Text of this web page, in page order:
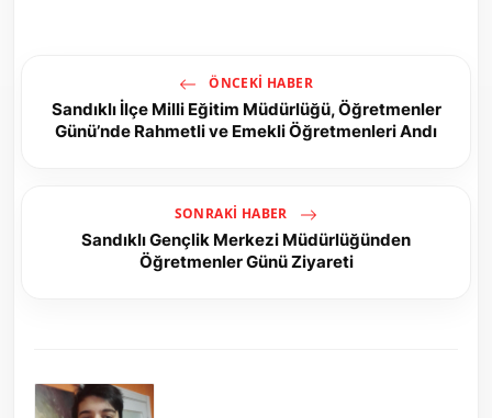
ÖNCEKI HABER
Sandıklı İlçe Milli Eğitim Müdürlüğü, Öğretmenler
Günü’nde Rahmetli ve Emekli Öğretmenleri Andı
SONRAKI HABER
Sandıklı Gençlik Merkezi Müdürlüğünden
Öğretmenler Günü Ziyareti